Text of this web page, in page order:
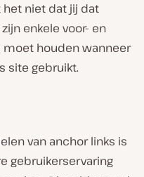
niet dat jij dat
enkele voor- en
moet houden wanneer
site gebruikt.
van anchor links is
gebruikerservaring